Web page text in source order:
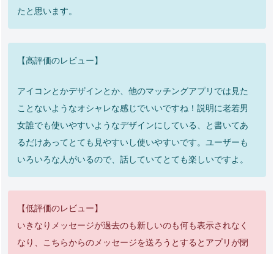
たと思います。
【高評価のレビュー】
アイコンとかデザインとか、他のマッチングアプリでは見た
ことないようなオシャレな感じでいいですね！説明に老若男
女誰でも使いやすいようなデザインにしている、と書いてあ
るだけあってとても見やすいし使いやすいです。ユーザーも
いろいろな人がいるので、話していてとても楽しいですよ。
【低評価のレビュー】
いきなりメッセージが過去のも新しいのも何も表示されなく
なり、こちらからのメッセージを送ろうとするとアプリが閉